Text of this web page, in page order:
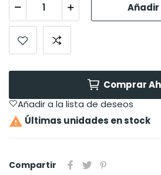
Comprar
Añadir a la lista de deseos
 Últimas unidades en stock
Compartir